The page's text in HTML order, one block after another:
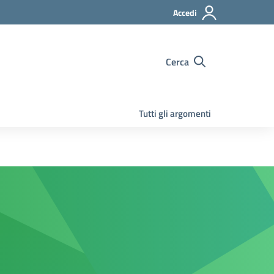
Accedi
Cerca
Tutti gli argomenti